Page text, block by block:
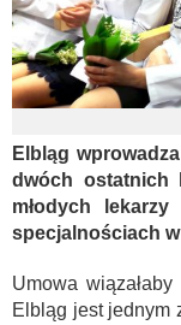
Elbląg
dwóch ostatnich
młodych
specjalnościach
Umowa
Elbląg jest jednym